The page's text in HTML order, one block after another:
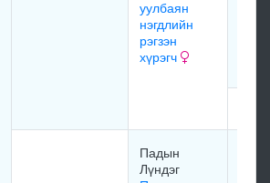
уулбаян
нэгдлийн
рэгзэн
хүрэгч
Падын
Лүндэг